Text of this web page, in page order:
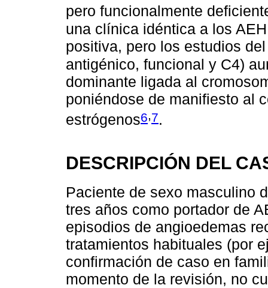
pero funcionalmente
una clínica idéntica a los
positiva, pero los estudios
antigénico, funcional y C4)
dominante ligada al
poniéndose de manifiesto al
estrógenos6,7.
DESCRIPCIÓN DEL
Paciente de sexo masculino
tres años como portador de
episodios de angioedemas
tratamientos habituales (por
confirmación de caso en
momento de la revisión, no